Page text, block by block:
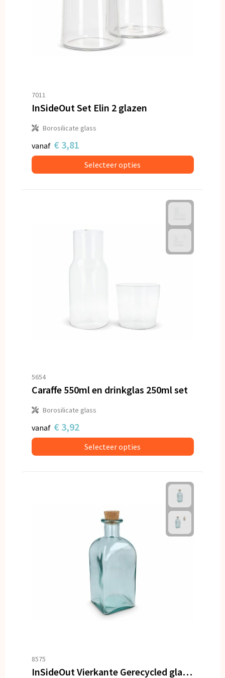
7011
InSideOut Set Elin 2 glazen
Borosilicate glass
vanaf € 3,81
Selecteer opties
5654
Caraffe 550ml en drinkglas 250ml set
Borosilicate glass
vanaf € 3,92
Selecteer opties
8575
InSideOut Vierkante Gerecycled glas Waterfles ReuuZ met kurkstop 1L